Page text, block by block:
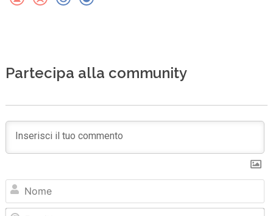
Partecipa alla community